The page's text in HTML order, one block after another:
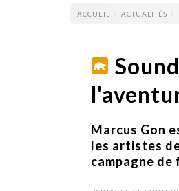
AGENCES
RETAIL
MÉDIAS
MANAGEMENT
ACCUEIL ACTUALITÉS
Marcus Gon
les artistes
campagne